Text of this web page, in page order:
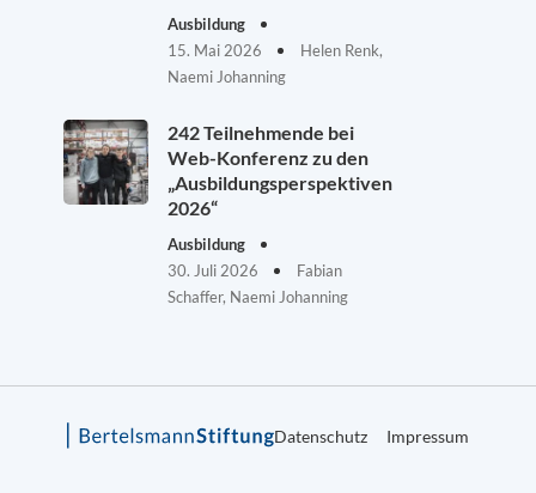
Ausbildung
15. Mai 2026
Helen Renk,
Naemi Johanning
242 Teilnehmende bei
Web-Konferenz zu den
„Ausbildungsperspektiven
2026“
Ausbildung
30. Juli 2026
Fabian
Schaffer, Naemi Johanning
Datenschutz Impressum